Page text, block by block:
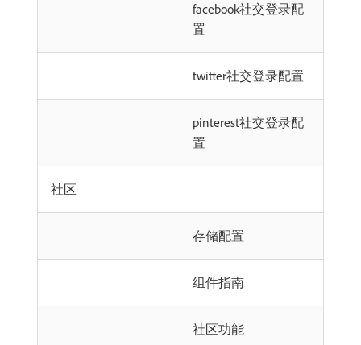
facebook社交登录配
置
twitter社交登录配置
pinterest社交登录配
置
社区
存储配置
组件指南
社区功能